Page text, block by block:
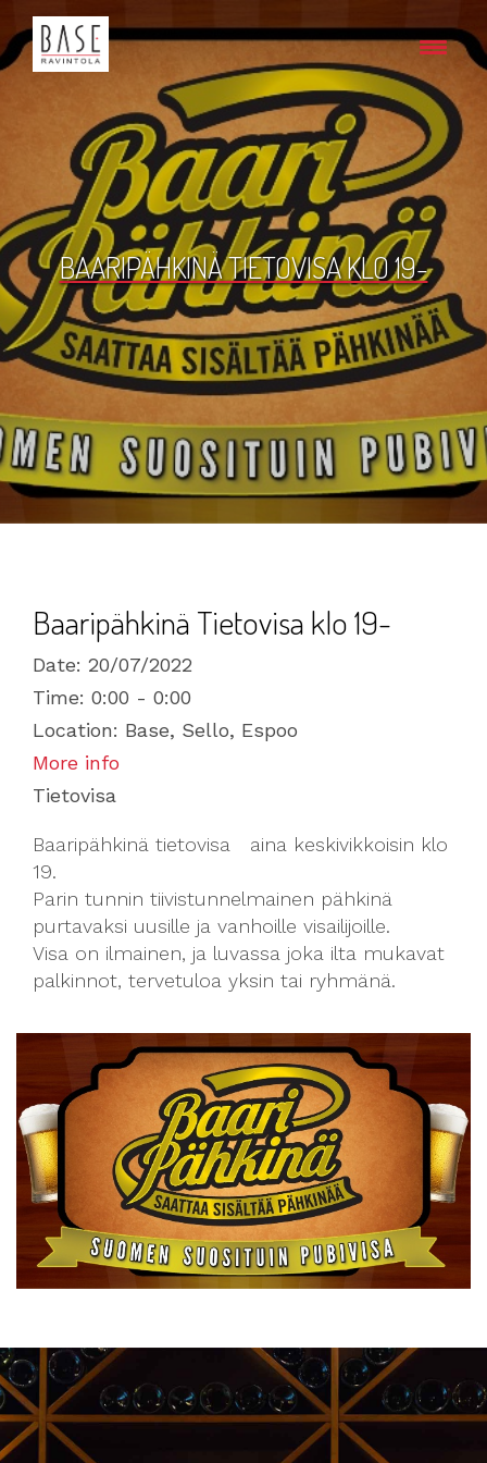
BAARIPÄHKINÄ TIETOVISA KLO 19-
Baaripähkinä Tietovisa klo 19-
Date: 20/07/2022
Time: 0:00 - 0:00
Location: Base, Sello, Espoo
More info
Tietovisa
Baaripähkinä tietovisa aina keskivikkoisin klo
19.
Parin tunnin tiivistunnelmainen pähkinä
purtavaksi uusille ja vanhoille visailijoille.
Visa on ilmainen, ja luvassa joka ilta mukavat
palkinnot, tervetuloa yksin tai ryhmänä.